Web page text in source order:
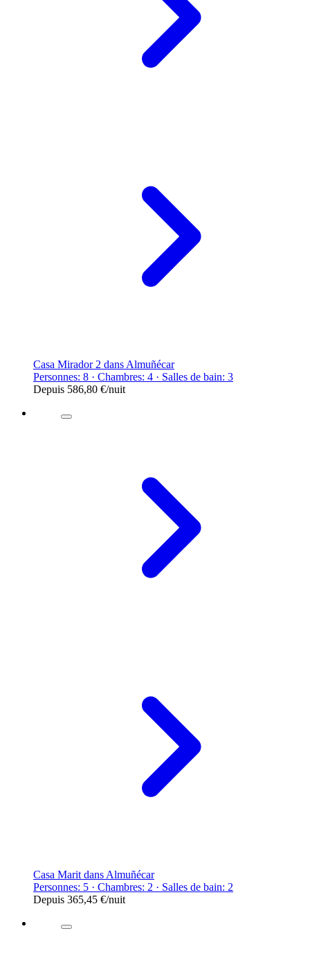
Casa Mirador 2 dans Almuñécar
Personnes: 8 · Chambres: 4 · Salles de bain: 3
Depuis 586,80 €/nuit
Casa Marit dans Almuñécar
Personnes: 5 · Chambres: 2 · Salles de bain: 2
Depuis 365,45 €/nuit